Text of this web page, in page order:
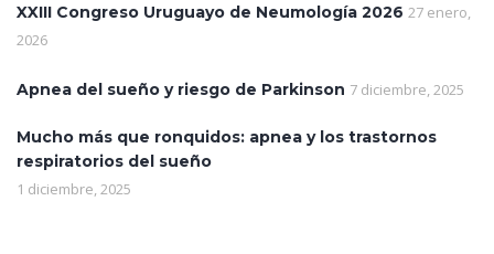
XXIII Congreso Uruguayo de Neumología 2026 27 enero,
2026
Apnea del sueño y riesgo de Parkinson 7 diciembre, 2025
Mucho más que ronquidos: apnea y los trastornos
respiratorios del sueño
1 diciembre, 2025